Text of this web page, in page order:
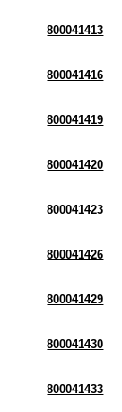
800041413
800041416
800041419
800041420
800041423
800041426
800041429
800041430
800041433